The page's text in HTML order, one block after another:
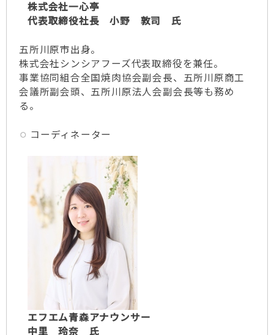
株式会社一心亭
代表取締役社長 小野 敦司 氏
五所川原市出身。
株式会社シンシアフーズ代表取締役を兼任。
事業協同組合全国焼肉協会副会長、五所川原商工
会議所副会頭、五所川原法人会副会長等も務め
る。
コーディネーター
エフエム青森アナウンサー
中里 玲奈 氏